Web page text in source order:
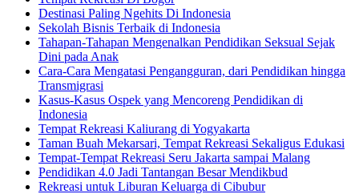
Destinasi Paling Ngehits Di Indonesia
Sekolah Bisnis Terbaik di Indonesia
Tahapan-Tahapan Mengenalkan Pendidikan Seksual Sejak
Dini pada Anak
Cara-Cara Mengatasi Pengangguran, dari Pendidikan hingga
Transmigrasi
Kasus-Kasus Ospek yang Mencoreng Pendidikan di
Indonesia
Tempat Rekreasi Kaliurang di Yogyakarta
Taman Buah Mekarsari, Tempat Rekreasi Sekaligus Edukasi
Tempat-Tempat Rekreasi Seru Jakarta sampai Malang
Pendidikan 4.0 Jadi Tantangan Besar Mendikbud
Rekreasi untuk Liburan Keluarga di Cibubur